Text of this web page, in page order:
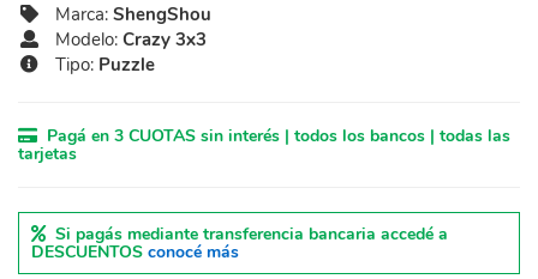
Marca: ShengShou
Modelo: Crazy 3x3
Tipo: Puzzle
Pagá en 3 CUOTAS sin interés | todos los bancos | todas las
tarjetas
Si pagás mediante transferencia bancaria accedé a
DESCUENTOS conocé más